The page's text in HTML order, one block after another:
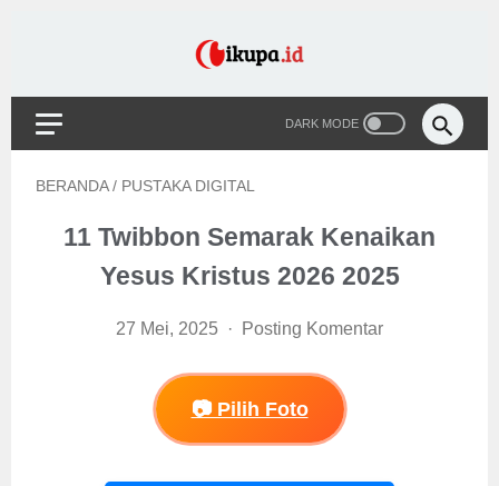
BERANDA / PUSTAKA DIGITAL
11 Twibbon Semarak Kenaikan
Yesus Kristus 2026 2025
27 Mei, 2025 Posting Komentar
📷 Pilih Foto